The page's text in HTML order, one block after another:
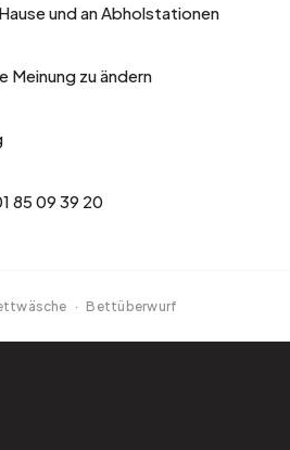
und an Abholstationen
Meinung zu ändern
85 09 39 20
· Bettüberwurf